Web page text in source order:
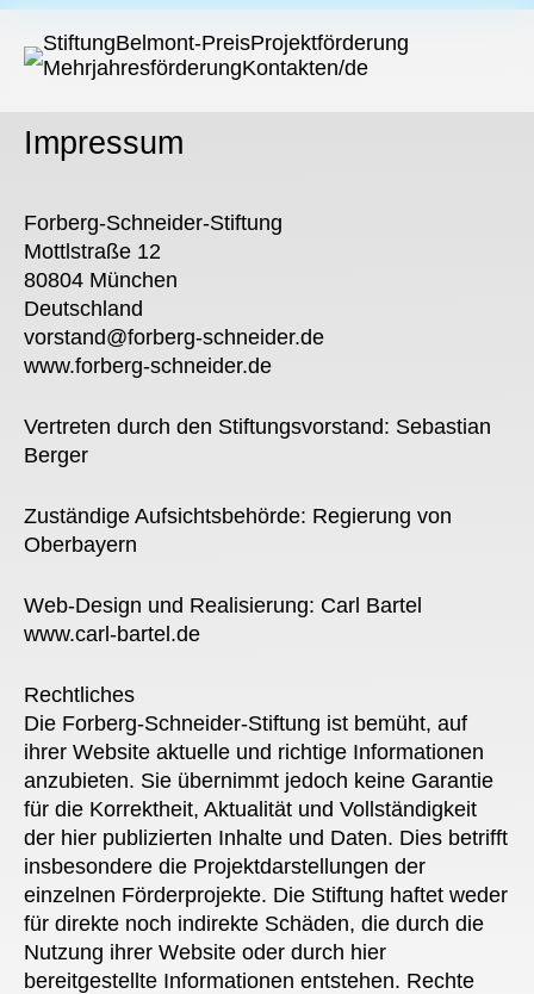
StiftungBelmont-PreisProjektförderung
MehrjahresförderungKontakten/de
Impressum
Forberg-Schneider-Stiftung
Mottlstraße 12
80804 München
Deutschland
vorstand@forberg-schneider.de
www.forberg-schneider.de
Vertreten durch den Stiftungsvorstand: Sebastian
Berger
Zuständige Aufsichtsbehörde: Regierung von
Oberbayern
Web-Design und Realisierung: Carl Bartel
www.carl-bartel.de
Rechtliches
Die Forberg-Schneider-Stiftung ist bemüht, auf
ihrer Website aktuelle und richtige Informationen
anzubieten. Sie übernimmt jedoch keine Garantie
für die Korrektheit, Aktualität und Vollständigkeit
der hier publizierten Inhalte und Daten. Dies betrifft
insbesondere die Projektdarstellungen der
einzelnen Förderprojekte. Die Stiftung haftet weder
für direkte noch indirekte Schäden, die durch die
Nutzung ihrer Website oder durch hier
bereitgestellte Informationen entstehen. Rechte